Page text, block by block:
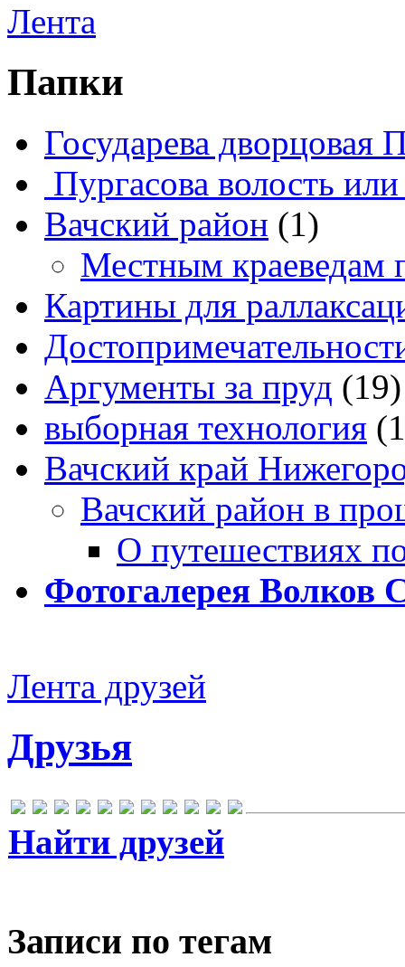
Лента
Папки
Государева дворцовая
Пургасова волость
Вачский район (1)
Местным краеведам
Картины для
Аргументы за пруд (19)
выборная технология
Вачский край
Вачский район в
О путешествиях
Фотогалерея Волков
Лента друзей
Друзья
Найти друзей
Записи по тегам